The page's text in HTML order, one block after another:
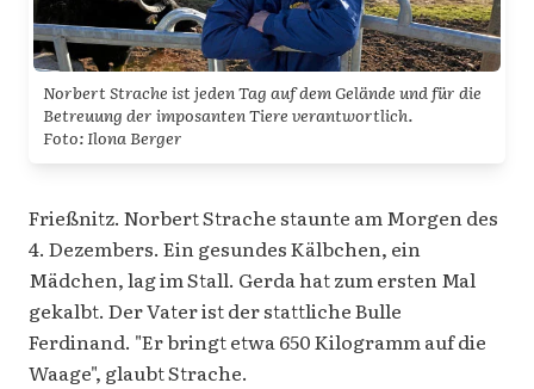
Norbert Strache ist jeden Tag auf dem Gelände und für die
Betreuung der imposanten Tiere verantwortlich.
Foto: Ilona Berger
Frießnitz. Norbert Strache staunte am Morgen des
4. Dezembers. Ein gesundes Kälbchen, ein
Mädchen, lag im Stall. Gerda hat zum ersten Mal
gekalbt. Der Vater ist der stattliche Bulle
Ferdinand. "Er bringt etwa 650 Kilogramm auf die
Waage", glaubt Strache.